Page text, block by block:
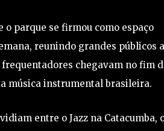
o parque se firmou como espaço
reunindo grandes públicos
frequentadores chegavam no fim
música instrumental brasileira.
entre o Jazz na Catacumba,